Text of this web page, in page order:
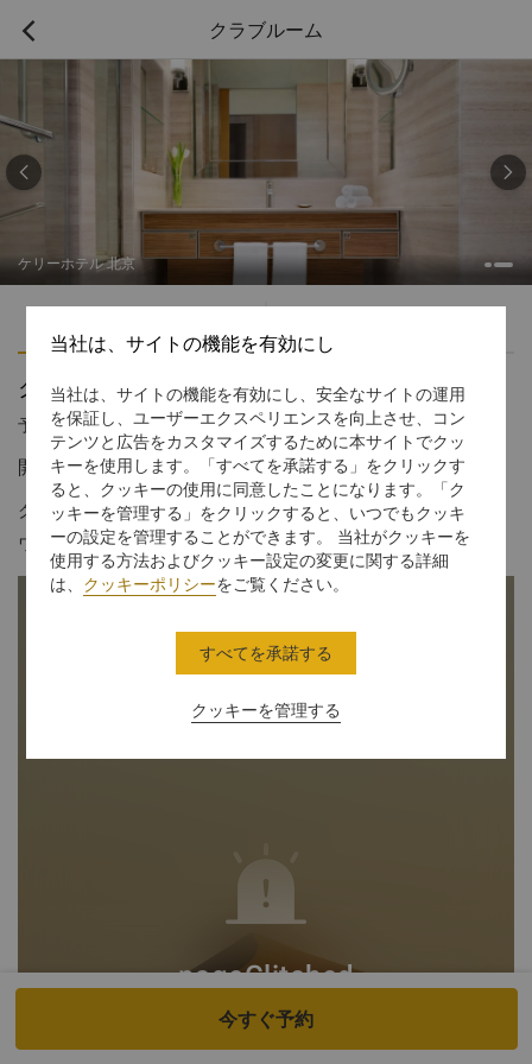
 クラブルーム
ケリーホテル 北京
 
クラブルーム
予約受付窓口の電話番号 1 866 565 5050
開放的な景色とシックなインテリア
クラブルームでは充実した設備と特典で快適なご滞在が可能で、
ワンランク上のサービスをお求めのお客様に最適なお部屋です。
今すぐ予約
当社は、サイトの機能を有効にし
当社は、サイトの機能を有効にし、安全なサイトの運用
を保証し、ユーザーエクスペリエンスを向上させ、コン
テンツと広告をカスタマイズするために本サイトでクッ
キーを使用します。「すべてを承諾する」をクリックす
ると、クッキーの使用に同意したことになります。「ク
ッキーを管理する」をクリックすると、いつでもクッキ
ーの設定を管理することができます。 当社がクッキーを
使用する方法およびクッキー設定の変更に関する詳細
は、 クッキーポリシーをご覧ください。
クッキーを管理する
すべてを承諾する